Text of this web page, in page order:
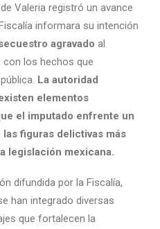
Valeria registró un avance
informara su intención
agravado al
los hechos que
La autoridad
elementos
el imputado enfrente un
figuras delictivas más
legislación mexicana.
difundida por la Fiscalía,
han integrado diversas
que fortalecen la